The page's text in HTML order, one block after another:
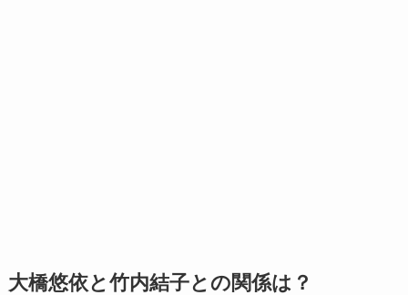
大橋悠依と竹内結子との関係は？